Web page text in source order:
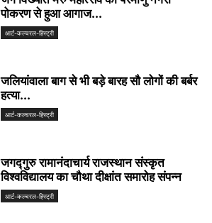
पोकरण से हुआ आगाज...
आर्ट-कल्चरल-हिस्ट्री
जलियांवाला बाग से भी बड़े बारह सौ लोगों की बर्बर
हत्या...
आर्ट-कल्चरल-हिस्ट्री
जगद्गुरु रामानंदाचार्य राजस्थान संस्कृत
विश्वविद्यालय का चौथा दीक्षांत समारोह संपन्न
आर्ट-कल्चरल-हिस्ट्री